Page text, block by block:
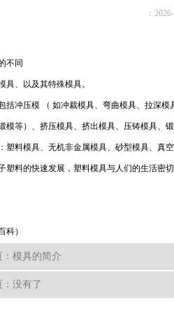
：
不同
具、以及其特殊模具。
括冲压模 （ 如冲裁模具、弯曲模具、拉深
模等）、挤压模具、挤出模具、压铸模具、
塑料模具、无机非金属模具、砂型模具、真空
塑料的快速发展，塑料模具与人们的生活密
科）
模具的简介
：没有了